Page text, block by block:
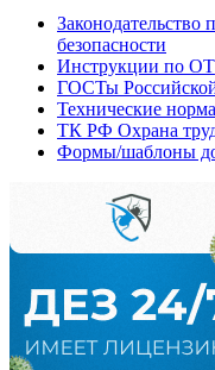
безопасности
Инструкции по ОТ
ГОСТы
Технические
ТК РФ Охрана
Формы/шаблоны